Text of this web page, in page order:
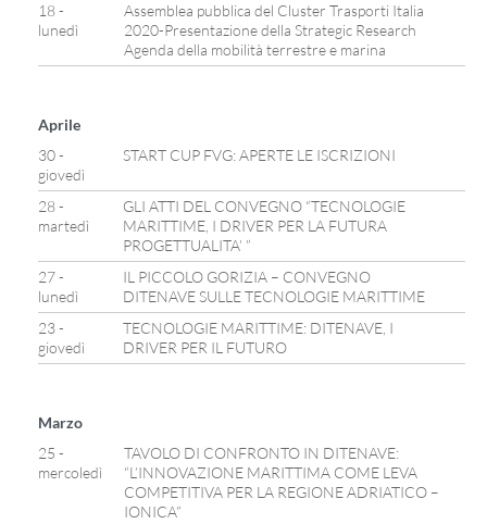
18 -
lunedì
Assemblea pubblica del Cluster Trasporti Italia
2020-Presentazione della Strategic Research
Agenda della mobilità terrestre e marina
Aprile
30 -
giovedì
START CUP FVG: APERTE LE ISCRIZIONI
28 -
martedì
GLI ATTI DEL CONVEGNO “TECNOLOGIE
MARITTIME, I DRIVER PER LA FUTURA
PROGETTUALITA’ ”
27 -
lunedì
IL PICCOLO GORIZIA – CONVEGNO
DITENAVE SULLE TECNOLOGIE MARITTIME
23 -
giovedì
TECNOLOGIE MARITTIME: DITENAVE, I
DRIVER PER IL FUTURO
Marzo
25 -
mercoledì
TAVOLO DI CONFRONTO IN DITENAVE:
“L’INNOVAZIONE MARITTIMA COME LEVA
COMPETITIVA PER LA REGIONE ADRIATICO –
IONICA”